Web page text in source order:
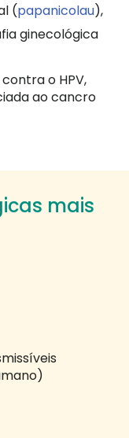
(papanicolau),
ginecológica
o HPV,
ao cancro
mais